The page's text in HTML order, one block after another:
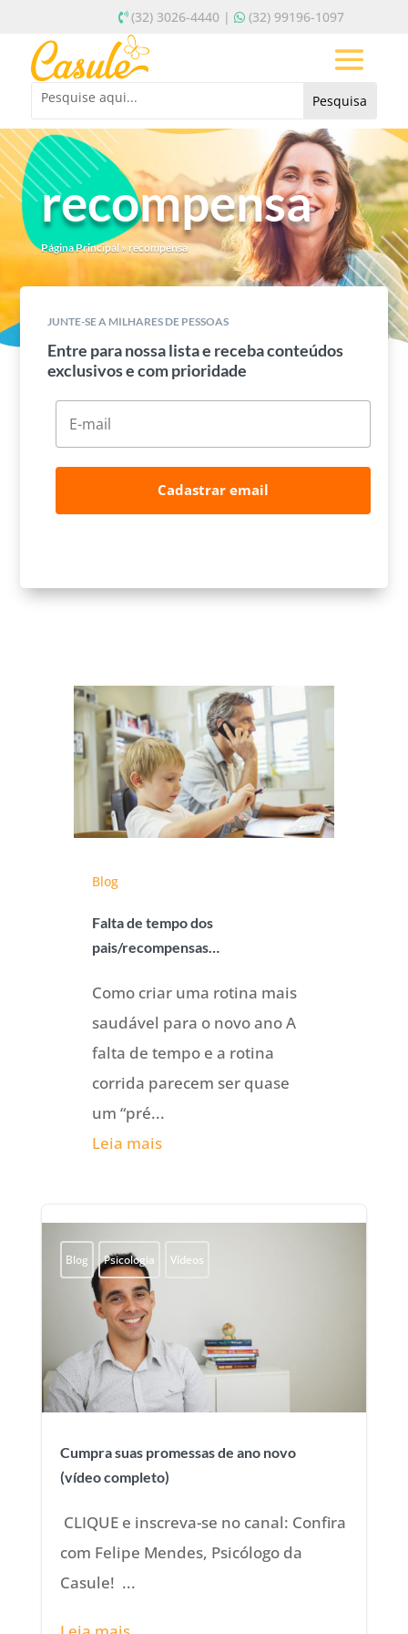
(32) 3026-4440 | (32) 99196-1097
recompensa
Página Principal» recompensa
JUNTE-SE A MILHARES DE PESSOAS
Entre para nossa lista e receba conteúdos
exclusivos e com prioridade
Cadastrar email
Blog
Falta de tempo dos
pais/recompensas…
Como criar uma rotina mais
saudável para o novo ano A
falta de tempo e a rotina
corrida parecem ser quase
um “pré...
Leia mais
Blog Psicologia Vídeos
Cumpra suas promessas de ano novo
(vídeo completo)
CLIQUE e inscreva-se no canal: Confira
com Felipe Mendes, Psicólogo da
Casule! ...